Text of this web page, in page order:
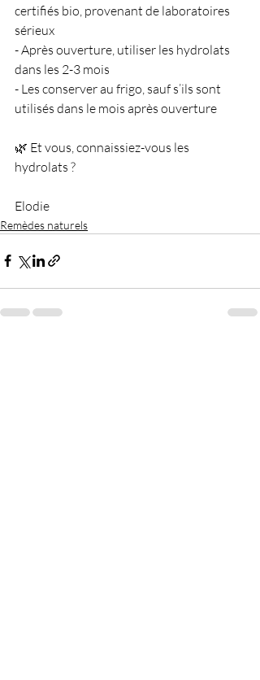
certifiés bio, provenant de laboratoires
sérieux
- Après ouverture, utiliser les hydrolats
dans les 2-3 mois
- Les conserver au frigo, sauf s’ils sont
utilisés dans le mois après ouverture
🌿 Et vous, connaissiez-vous les
hydrolats ?
Elodie
Remèdes naturels